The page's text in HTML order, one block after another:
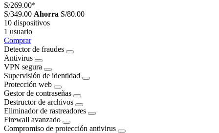
S/269.00*
S/349.00 Ahorra S/80.00
10 dispositivos
1 usuario
Comprar
Detector de fraudes
Antivirus
VPN segura
Supervisión de identidad
Protección web
Gestor de contraseñas
Destructor de archivos
Eliminador de rastreadores
Firewall avanzado
Compromiso de protección antivirus